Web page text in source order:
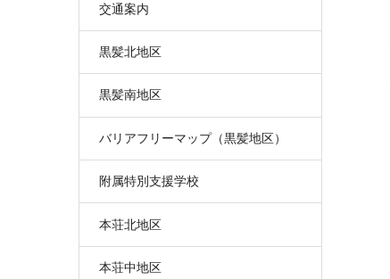
交通案内
黒髪北地区
黒髪南地区
バリアフリーマップ（黒髪地区）
附属特別支援学校
本荘北地区
本荘中地区